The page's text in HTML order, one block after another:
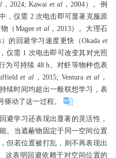
，2024; Kawaiet al ，2004）。例
，仅需 2 次电击即可显著克服原
（Mageeet al，2013）。大理石
）的回避学习速度更快（Okadaet
仅需 1 次电击即可改变其对光照
为可持续 48 h。对虾等物种也表
et al ，2015; Ventura et al ，
续时间均超出一般联想学习，表
驱动了这一过程。
避学习还表现出显著的灵活性，
。当遮蔽物固定于同一空间位置
但若位置被打乱，则不再表现出
。这表明回避依赖于对空间位置的